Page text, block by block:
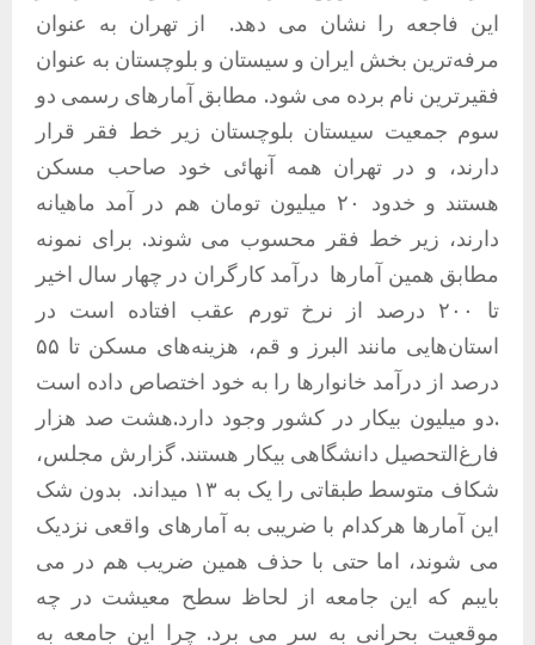
این فاجعه را نشان می دهد.
از تهران به عنوان
مرفەترین بخش ایران و سیستان و بلوچستان به عنوان
فقیرترین نام برده می شود. مطابق آمارهای رسمی دو
سوم جمعیت سیستان بلوچستان زیر خط فقر قرار
دارند، و در تهران همه آنهائی خود صاحب مسکن
هستند و خدود ۲۰ میلیون تومان هم در آمد ماهیانه
دارند، زیر خط فقر محسوب می شوند. برای نمونه
مطابق همین آمارها درآمد کارگران در چهار سال اخیر
تا ۲۰۰ درصد از نرخ تورم عقب افتاده است در
استان‌هایی مانند البرز و قم، هزینه‌های مسکن تا ۵۵
درصد از درآمد خانوارها را به خود اختصاص داده است
.دو میلیون بیکار در کشور وجود دارد.هشت صد هزار
فارغ‌التحصیل دانشگاهی بیکار هستند. گزارش مجلس،
شکاف متوسط طبقاتی را یک به ۱۳ میداند.
بدون شک
این آمارها هرکدام با ضریبی به آمارهای واقعی نزدیک
می شوند، اما حتی با حذف همین ضریب هم در می
بایبم که این جامعه از لحاظ سطح معیشت در چه
موقعیت بحرانی به سر می برد. چرا این جامعه به